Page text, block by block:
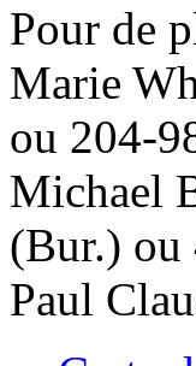
Pour de
Marie
ou 204-
Michael
(Bur.) ou
Paul